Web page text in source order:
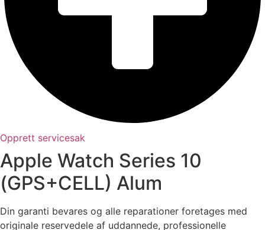
Opprett servicesak
Apple Watch Series 10
(GPS+CELL) Alum
Din garanti bevares og alle reparationer foretages med
originale reservedele af uddannede, professionelle